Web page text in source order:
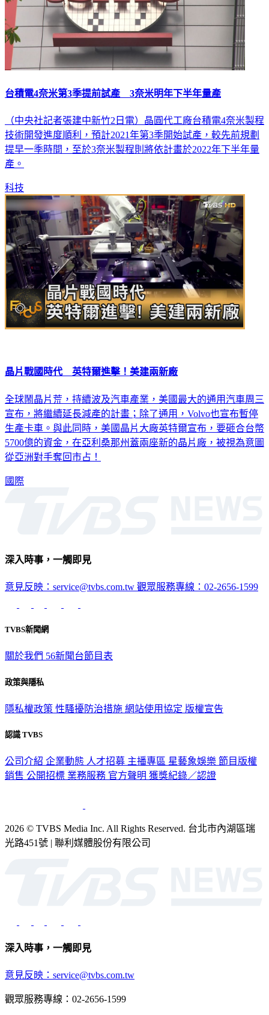
台積電4奈米第3季提前試產 3奈米明年下半年量產
（中央社記者張建中新竹2日電）晶圓代工廠台積電4奈米製程
技術開發進度順利，預計2021年第3季開始試產，較先前規劃
提早一季時間，至於3奈米製程則將依計畫於2022年下半年量
產。
科技
晶片戰國時代 英特爾進擊！美建兩新廠
全球鬧晶片荒，持續波及汽車產業，美國最大的通用汽車周三
宣布，將繼續延長減產的計畫；除了通用，Volvo也宣布暫停
生產卡車。與此同時，美國晶片大廠英特爾宣布，要砸合台幣
5700億的資金，在亞利桑那州蓋兩座新的晶片廠，被視為意圖
從亞洲對手奪回市占！
國際
深入時事，一觸即見
意見反映：service@tvbs.com.tw 觀眾服務專線：02-2656-1599
TVBS新聞網
關於我們 56新聞台節目表
政策與隱私
隱私權政策 性騷擾防治措施 網站使用協定 版權宣告
認識 TVBS
公司介紹 企業動態 人才招募 主播專區 星藝象娛樂 節目版權
銷售 公開招標 業務服務 官方聲明 獲獎紀錄／認證
2026 © TVBS Media Inc. All Rights Reserved. 台北市內湖區瑞
光路451號 | 聯利媒體股份有限公司
深入時事，一觸即見
意見反映：service@tvbs.com.tw
觀眾服務專線：02-2656-1599